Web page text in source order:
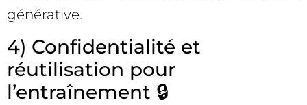
générative.
4) Confidentialité et
réutilisation pour
l’entraînement 🔒